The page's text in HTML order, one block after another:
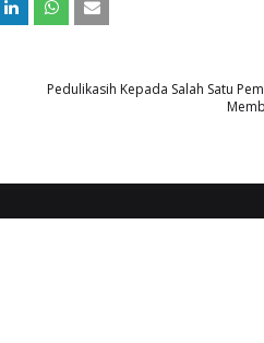
Pedulikasih Kepada Salah Satu